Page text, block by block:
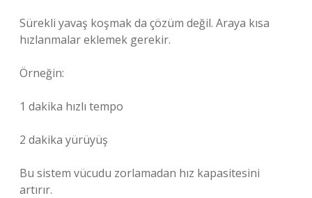
Sürekli yavaş koşmak da çözüm değil. Araya kısa
hızlanmalar eklemek gerekir.
Örneğin:
1 dakika hızlı tempo
2 dakika yürüyüş
Bu sistem vücudu zorlamadan hız kapasitesini
artırır.